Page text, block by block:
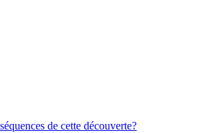
de cette découverte?